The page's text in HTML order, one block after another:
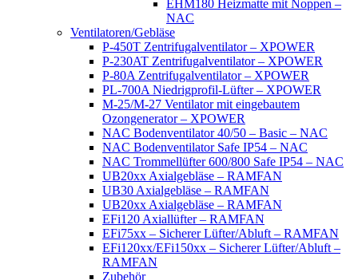
EHM180 Heizmatte mit Noppen –
NAC
Ventilatoren/Gebläse
P-450T Zentrifugalventilator – XPOWER
P-230AT Zentrifugalventilator – XPOWER
P-80A Zentrifugalventilator – XPOWER
PL-700A Niedrigprofil-Lüfter – XPOWER
M-25/M-27 Ventilator mit eingebautem
Ozongenerator – XPOWER
NAC Bodenventilator 40/50 – Basic – NAC
NAC Bodenventilator Safe IP54 – NAC
NAC Trommellüfter 600/800 Safe IP54 – NAC
UB20xx Axialgebläse – RAMFAN
UB30 Axialgebläse – RAMFAN
UB20xx Axialgebläse – RAMFAN
EFi120 Axiallüfter – RAMFAN
EFi75xx – Sicherer Lüfter/Abluft – RAMFAN
EFi120xx/EFi150xx – Sicherer Lüfter/Abluft –
RAMFAN
Zubehör